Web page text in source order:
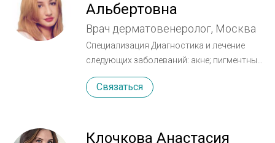
Альбертовна
Врач дерматовенеролог, Москва
Специализация Диагностика и лечение
следующих заболеваний: акне; пигментные
пятна; гемангиомы. Проведение следующих
процедур: контурная пластика; инъекции
пилинг; чистка лица. Образование
Связаться
Клочкова Анастасия